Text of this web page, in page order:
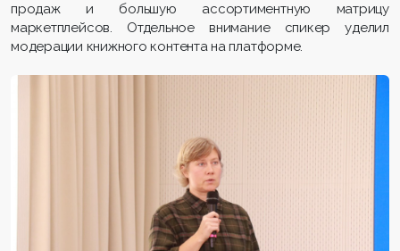
продаж и большую ассортиментную матрицу
маркетплейсов. Отдельное внимание спикер уделил
модерации книжного контента на платформе.